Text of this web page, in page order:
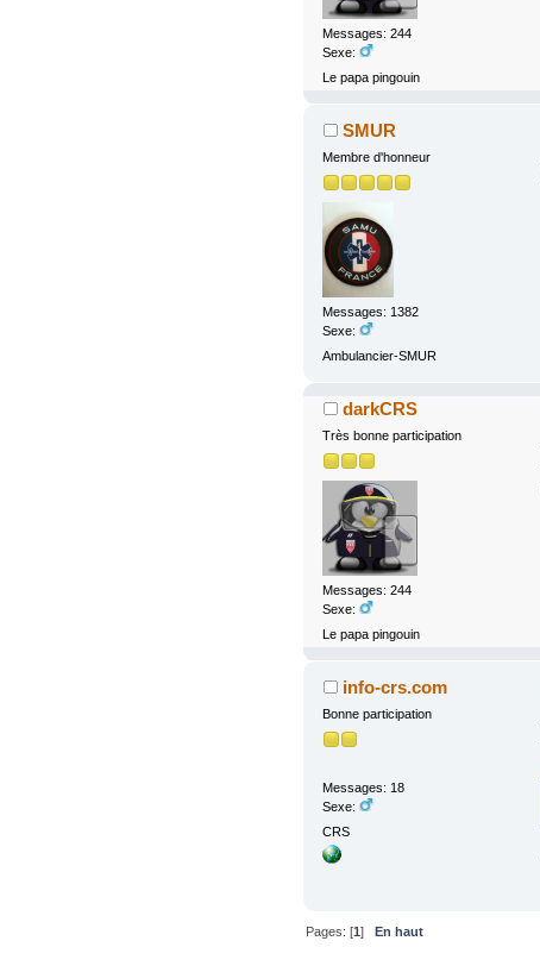
Messages: 244
Sexe:
Le papa pingouin
SMUR
Membre d'honneur
Messages: 1382
Sexe:
Ambulancier-SMUR
darkCRS
Très bonne participation
Messages: 244
Sexe:
Le papa pingouin
info-crs.com
Bonne participation
Messages: 18
Sexe:
CRS
Pages: [1]
En haut